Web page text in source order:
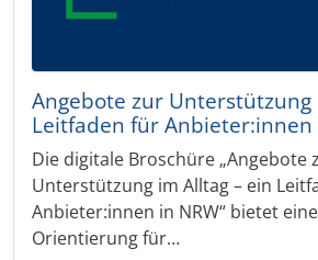
Angebote zur Unterstützung
Leitfaden für Anbieter:innen
Die digitale Broschüre „Angebote
Unterstützung im Alltag – ein
Anbieter:innen in NRW“ bietet
Orientierung für…